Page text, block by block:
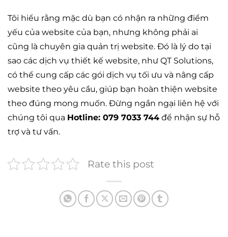
Tôi hiểu rằng mặc dù bạn có nhận ra những điểm
yếu của website của bạn, nhưng không phải ai
cũng là chuyên gia quản trị website. Đó là lý do tại
sao các dịch vụ thiết kế website, như QT Solutions,
có thể cung cấp các gói dịch vụ tối ưu và nâng cấp
website theo yêu cầu, giúp bạn hoàn thiện website
theo đúng mong muốn. Đừng ngần ngại liên hệ với
chúng tôi qua Hotline: 079 7033 744 để nhận sự hỗ
trợ và tư vấn.
Rate this post